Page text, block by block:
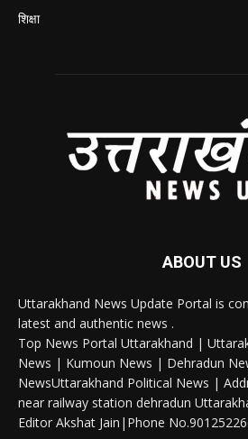
शिक्षा
ABOUT US
Uttarakhand News Update Portal is
latest and authentic news .
Top News Portal Uttarakhand |
News | Kumoun News | Dehradun
NewsUttarakhand Political News |
near railway station dehradun
Editor Akshat Jain|Phone